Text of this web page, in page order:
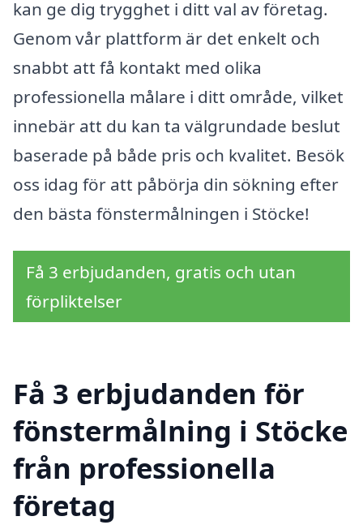
kan ge dig trygghet i ditt val av företag.
Genom vår plattform är det enkelt och
snabbt att få kontakt med olika
professionella målare i ditt område, vilket
innebär att du kan ta välgrundade beslut
baserade på både pris och kvalitet. Besök
oss idag för att påbörja din sökning efter
den bästa fönstermålningen i Stöcke!
Få 3 erbjudanden, gratis och utan
förpliktelser
Få 3 erbjudanden för
fönstermålning i Stöcke
från professionella
företag